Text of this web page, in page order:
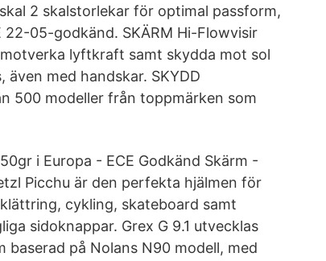
2 skalstorlekar för optimal passform,
05-godkänd. SKÄRM Hi-Flowvisir
lyftkraft samt skydda mot sol
med handskar. SKYDD
500 modeller från toppmärken som
i Europa - ECE Godkänd Skärm -
Picchu är den perfekta hjälmen för
cykling, skateboard samt
sidoknappar. Grex G 9.1 utvecklas
på Nolans N90 modell, med